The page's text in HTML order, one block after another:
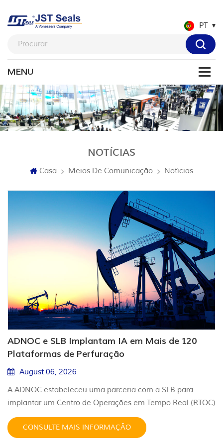
PT
NOTÍCIAS
Casa Meios De Comunicação Notícias
ADNOC e SLB Implantam IA em Mais de 120
Plataformas de Perfuração
August 06, 2026
A ADNOC estabeleceu uma parceria com a SLB para
implantar um Centro de Operações em Tempo Real (RTOC)
com tecnologia de IA em toda a sua frota de mais de 120
sondas de perfuração terrestres e marítimas, com o
CONSULTE MAIS INFORMAÇÃO